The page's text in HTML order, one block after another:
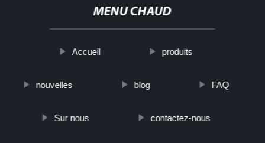
MENU CHAUD
Accueil produits
nouvelles blog FAQ
Sur nous contactez-nous